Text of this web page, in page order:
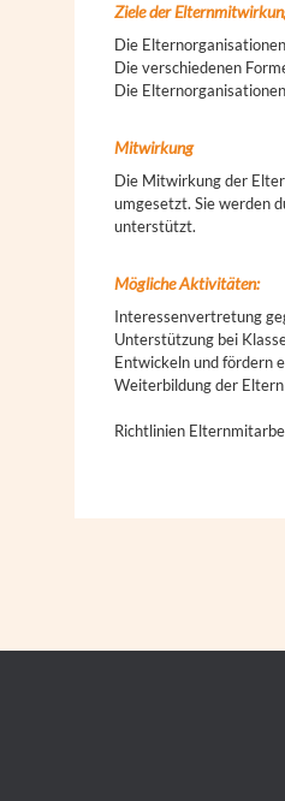
Ziele der
Die
Die verschiedenen
Die
Mitwirkung
Die Mitwirkung der
umgesetzt. Sie werden
unterstützt.
Mögliche Aktivitäten:
Interessenvertretung
Unterstützung bei
Entwickeln und fördern
Weiterbildung der
Richtlinien